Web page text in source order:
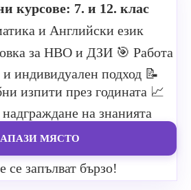
курсове: 7. и 12. клас
и Английски език
за НВО и ДЗИ 🎯 Работа
индивидуален подход 📝
изпити през годината 📈
на знанията
МЯСТО
се запълват бързо!